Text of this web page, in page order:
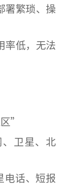
署繁琐、操
率低，无法
”
卫星、北
电话、短报